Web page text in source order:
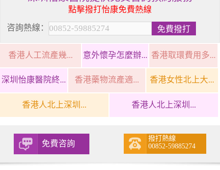
點擊撥打怡康免費熱線
咨詢熱線：
香港人工流產幾... 意外懷孕怎麼辦... 香港取環費用多...
深圳怡康醫院終... 香港藥物流產適... 香港女性北上大...
香港人北上深圳... 香港人北上深圳...
免費咨詢
撥打熱線
00852-59885274